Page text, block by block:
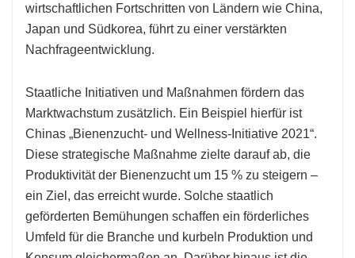
wirtschaftlichen Fortschritten von Ländern wie China,
Japan und Südkorea, führt zu einer verstärkten
Nachfrageentwicklung.
Staatliche Initiativen und Maßnahmen fördern das
Marktwachstum zusätzlich. Ein Beispiel hierfür ist
Chinas „Bienenzucht- und Wellness-Initiative 2021“.
Diese strategische Maßnahme zielte darauf ab, die
Produktivität der Bienenzucht um 15 % zu steigern –
ein Ziel, das erreicht wurde. Solche staatlich
geförderten Bemühungen schaffen ein förderliches
Umfeld für die Branche und kurbeln Produktion und